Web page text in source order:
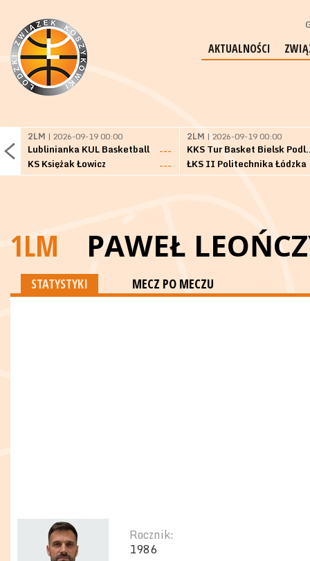
AKTUALNOŚCI
2LM | 2026-09-19 00:00
Lublinianka KUL Basketball
---
KS Księżak Łowicz
---
2LM | 2026-09-19 00:00
KKS Tur
ŁKS II Politechnika Łódzka
1LM PAWEŁ
STATYSTYKI MECZ PO MECZU
Rocznik:
1986